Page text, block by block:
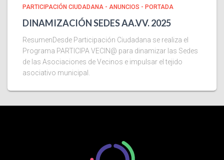
PARTICIPACIÓN CIUDADANA - ANUNCIOS - PORTADA
DINAMIZACIÓN SEDES AA.VV. 2025
ResumenDesde Participación Ciudadana se realiza el
Programa PARTICIPA VECIN@ para dinamizar las Sedes
de las Asociaciones de Vecinos e impulsar el tejido
asociativo municipal.